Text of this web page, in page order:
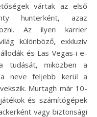
vártak az első
hunterként, azaz
Az ilyen karrier
különböző, exkluzív
és Las Vegas-i e-
tudását, miközben a
neve feljebb kerül a
Murtagh már 10-
és számítógépek
vagy biztonsági